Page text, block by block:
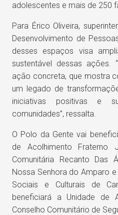
adolescentes e mais de 250
Para Érico Oliveira,
Desenvolvimento de
desses espaços visa
sustentável dessas ações.
ação concreta, que mostra
um legado de
iniciativas positivas e
comunidades”, ressalta.
O Polo da Gente vai
de Acolhimento Fraterno
Comunitária Recanto Das
Nossa Senhora do Amparo
Sociais e Culturais de
beneficiará a Unidade de
Conselho Comunitário de